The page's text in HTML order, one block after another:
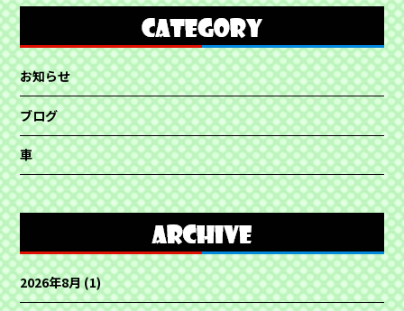
お知らせ
ブログ
車
2026年8月(1)